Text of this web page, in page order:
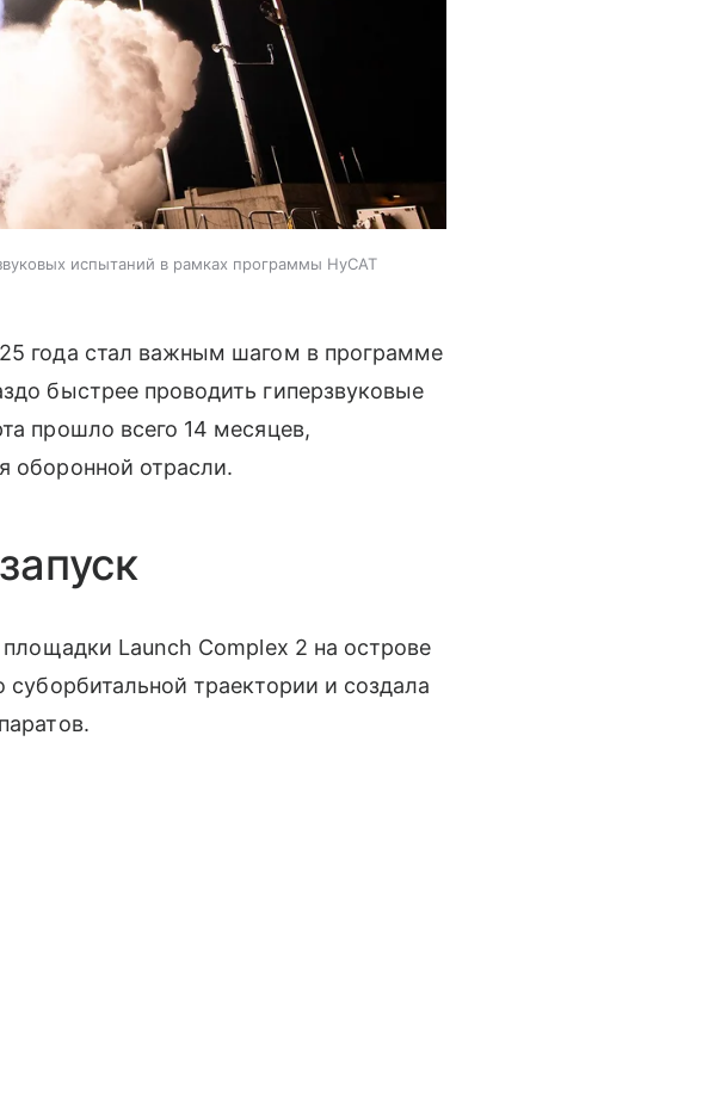
испытаний в рамках программы HyCAT
года стал важным шагом в программе
быстрее проводить гиперзвуковые
прошло всего 14 месяцев,
оборонной отрасли.
Launch Complex 2 на острове
траектории и создала